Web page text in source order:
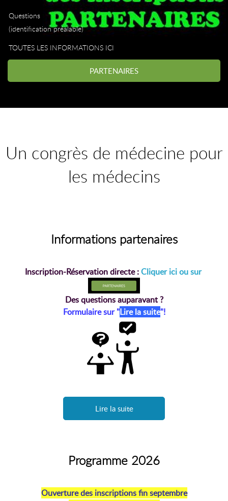
Questions
(identification préalable)
TOUTES LES INFORMATIONS ICI
PARTENAIRES
Un congrès de médecine pour
les médecins
Informations partenaires
Inscription-Réservation directe :Cliquer ici ou sur
Des questions auparavant ?
Formulaire sur "Lire la suite"!
Lire la suite
Programme 2026
Ouverture des inscriptions fin septembre